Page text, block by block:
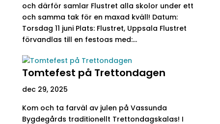
och därför samlar Flustret alla skolor under ett
och samma tak för en maxad kväll! Datum:
Torsdag 11 juni Plats: Flustret, Uppsala Flustret
förvandlas till en festoas med:...
Tomtefest på Trettondagen
dec 29, 2025
Kom och ta farväl av julen på Vassunda
Bygdegårds traditionellt Trettondagskalas! I